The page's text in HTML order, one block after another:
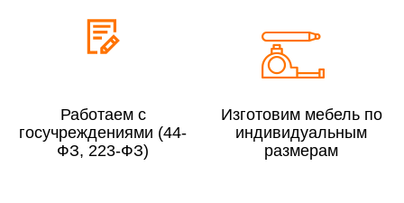
Свыше 300 000 руб.
Сборка в выходные дни и вечернее время:
По Москве
По Московской области
Работаем с
госучреждениями (44-
ФЗ, 223-ФЗ)
Изготовим мебель по
индивидуальным
размерам